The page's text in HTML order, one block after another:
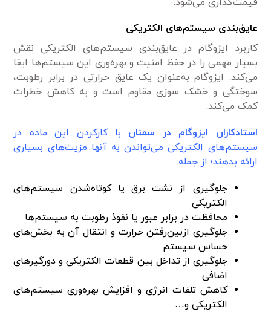
عایق‌بندی سیستم‌های الکتریکی
کاربرد ایزوگام در عایق‌بندی سیستم‌های الکتریکی نقش
بسیار مهمی را در حفظ امنیت و بهره‌وری این سیستم‌ها ایفا
می‌کند. ایزوگام به‌عنوان یک عایق حرارتی در برابر رطوبت،
سوختگی و خشک سوزی مقاوم است و به کاهش خطرات
کمک می‌کند.
استادکاران ایزوگام در سمنان با کارکردن این ماده در
سیستم‌های الکتریکی می‌تواندن به آنها مزیت‌های بسیاری
ارائه بدهند؛ از جمله:
جلوگیری از نشت برق یا کوتاه‌شدن سیستم‌های
الکتریکی
محافظت در برابر عبور یا نفوذ رطوبت به سیستم‌ها
جلوگیری ازبین‌رفتن حرارت و انتقال آن به بخش‌های
حساس سیستم
جلوگیری از تداخل بین قطعات الکتریکی و دورگیرهای
اضافی
کاهش تلفات انرژی و افزایش بهره‌وری سیستم‌های
الکتریکی و…